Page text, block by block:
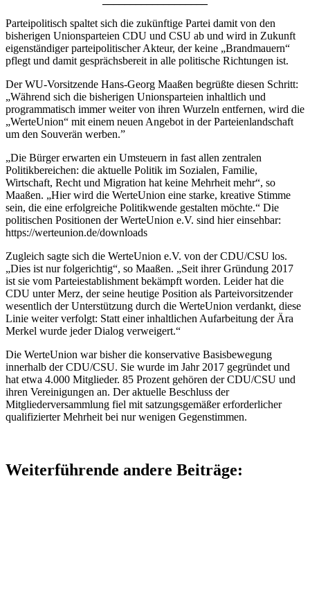
Parteipolitisch spaltet sich die zukünftige Partei damit von den
bisherigen Unionsparteien CDU und CSU ab und wird in Zukunft
eigenständiger parteipolitischer Akteur, der keine „Brandmauern“
pflegt und damit gesprächsbereit in alle politische Richtungen ist.
Der WU-Vorsitzende Hans-Georg Maaßen begrüßte diesen Schritt:
„Während sich die bisherigen Unionsparteien inhaltlich und
programmatisch immer weiter von ihren Wurzeln entfernen, wird die
„WerteUnion“ mit einem neuen Angebot in der Parteienlandschaft
um den Souverän werben.”
„Die Bürger erwarten ein Umsteuern in fast allen zentralen
Politikbereichen: die aktuelle Politik im Sozialen, Familie,
Wirtschaft, Recht und Migration hat keine Mehrheit mehr“, so
Maaßen. „Hier wird die WerteUnion eine starke, kreative Stimme
sein, die eine erfolgreiche Politikwende gestalten möchte.“ Die
politischen Positionen der WerteUnion e.V. sind hier einsehbar:
https://werteunion.de/downloads
Zugleich sagte sich die WerteUnion e.V. von der CDU/CSU los.
„Dies ist nur folgerichtig“, so Maaßen. „Seit ihrer Gründung 2017
ist sie vom Parteiestablishment bekämpft worden. Leider hat die
CDU unter Merz, der seine heutige Position als Parteivorsitzender
wesentlich der Unterstützung durch die WerteUnion verdankt, diese
Linie weiter verfolgt: Statt einer inhaltlichen Aufarbeitung der Ära
Merkel wurde jeder Dialog verweigert.“
Die WerteUnion war bisher die konservative Basisbewegung
innerhalb der CDU/CSU. Sie wurde im Jahr 2017 gegründet und
hat etwa 4.000 Mitglieder. 85 Prozent gehören der CDU/CSU und
ihren Vereinigungen an. Der aktuelle Beschluss der
Mitgliederversammlung fiel mit satzungsgemäßer erforderlicher
qualifizierter Mehrheit bei nur wenigen Gegenstimmen.
Weiterführende andere Beiträge: